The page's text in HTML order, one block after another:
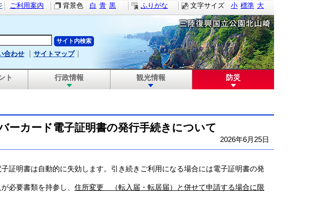
文字サイズ 小 標準 大
ご利用案内 背景色 白 青 黒 ふりがな
合わせ サイトマップ
ト 行政情報 観光情報 防災
ーカード電子証明書の発行手続きについて
2026年6月25日
明書は自動的に失効します。引き続きご利用になる場合には電子証明書の発
必要書類を持参し、 住所変更 （転入届・転居届）と併せて申請する場合に限